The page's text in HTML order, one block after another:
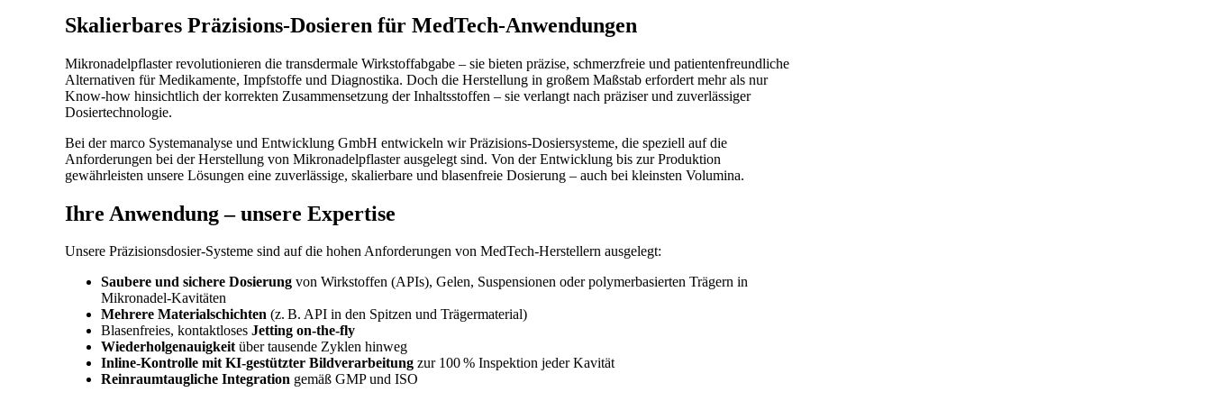
Skalierbares Präzisions-Dosieren für MedTech-Anwendungen
Mikronadelpflaster revolutionieren die transdermale Wirkstoffabgabe – sie bieten präzise, schmerzfreie und patientenfreundliche
Alternativen für Medikamente, Impfstoffe und Diagnostika. Doch die Herstellung in großem Maßstab erfordert mehr als nur
Know-how hinsichtlich der korrekten Zusammensetzung der Inhaltsstoffen – sie verlangt nach präziser und zuverlässiger
Dosiertechnologie.
Bei der marco Systemanalyse und Entwicklung GmbH entwickeln wir Präzisions-Dosiersysteme, die speziell auf die
Anforderungen bei der Herstellung von Mikronadelpflaster ausgelegt sind. Von der Entwicklung bis zur Produktion
gewährleisten unsere Lösungen eine zuverlässige, skalierbare und blasenfreie Dosierung – auch bei kleinsten Volumina.
Ihre Anwendung – unsere Expertise
Unsere Präzisionsdosier-Systeme sind auf die hohen Anforderungen von MedTech-Herstellern ausgelegt:
Saubere und sichere Dosierung von Wirkstoffen (APIs), Gelen, Suspensionen oder polymerbasierten Trägern in
Mikronadel-Kavitäten
Mehrere Materialschichten (z. B. API in den Spitzen und Trägermaterial)
Blasenfreies, kontaktloses Jetting on-the-fly
Wiederholgenauigkeitüber tausende Zyklen hinweg
Inline-Kontrolle mit KI-gestützter Bildverarbeitung zur 100 % Inspektion jeder Kavität
Reinraumtaugliche Integration gemäß GMP und ISO